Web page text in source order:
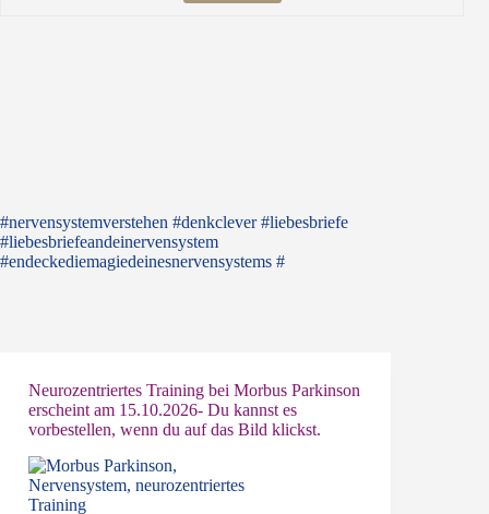
#nervensystemverstehen #denkclever #liebesbriefe
#liebesbriefeandeinervensystem
#endeckediemagiedeinesnervensystems #
Neurozentriertes Training bei Morbus Parkinson
erscheint am 15.10.2026- Du kannst es
vorbestellen, wenn du auf das Bild klickst.